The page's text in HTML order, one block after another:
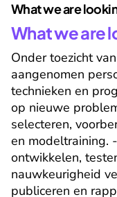
What we are
What we are
Onder toezicht
aangenomen
technieken en
op nieuwe
selecteren,
en modeltraining.
ontwikkelen,
nauwkeurigheid
publiceren en